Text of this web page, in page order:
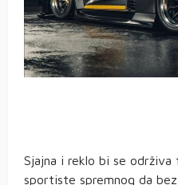
Sjajna i reklo bi se
sportiste spremnog da